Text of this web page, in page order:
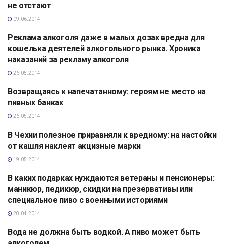
не отстают
09.06.2014
АНАЛИТИКА
Реклама алкоголя даже в малых дозах вредна для
кошелька деятелей алкогольного рынка. Хроника
наказаний за рекламу алкоголя
26.05.2014
АНАЛИТИКА
Возвращаясь к напечатанному: героям не место на
пивных банках
26.05.2014
АНАЛИТИКА
В Чехии полезное приравняли к вредному: на настойки
от кашля наклеят акцизные марки
19.05.2014
АНАЛИТИКА
В каких подарках нуждаются ветераны и пенсионеры:
маникюр, педикюр, скидки на презервативы или
специальное пиво с военными историями
28.04.2014
АНАЛИТИКА
Вода не должна быть водкой. А пиво может быть